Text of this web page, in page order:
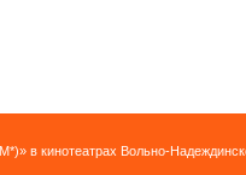
в кинотеатрах Вольно-